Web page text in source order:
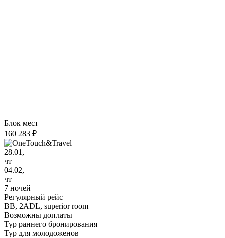
Блок мест
160 283 ₽
28.01,
чт
04.02,
чт
7 ночей
Регулярный рейс
BB, 2ADL, superior room
Возможны доплаты
Тур раннего бронирования
Тур для молодоженов